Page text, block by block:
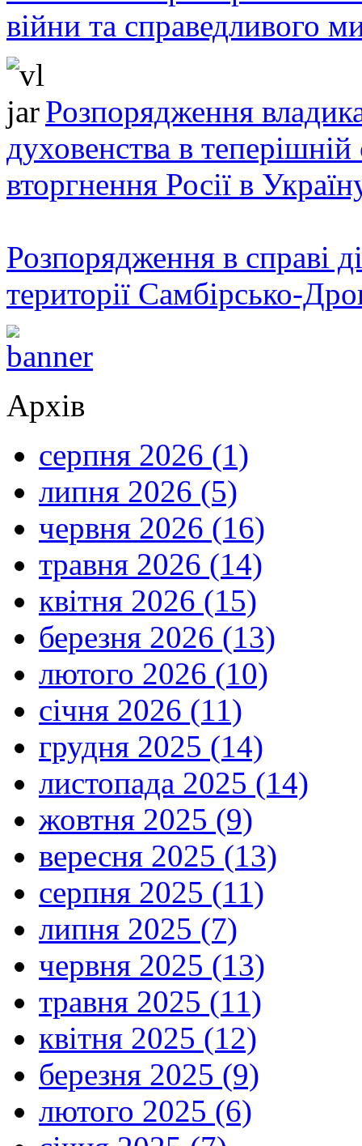
війни та справедливого
Розпорядження
духовенства в теперішній
вторгнення Росії в
Розпорядження в справі
території Самбірсько-
Архів
серпня 2026 (1)
липня 2026 (5)
червня 2026 (16)
травня 2026 (14)
квітня 2026 (15)
березня 2026 (13)
лютого 2026 (10)
січня 2026 (11)
грудня 2025 (14)
листопада 2025 (14)
жовтня 2025 (9)
вересня 2025 (13)
серпня 2025 (11)
липня 2025 (7)
червня 2025 (13)
травня 2025 (11)
квітня 2025 (12)
березня 2025 (9)
лютого 2025 (6)